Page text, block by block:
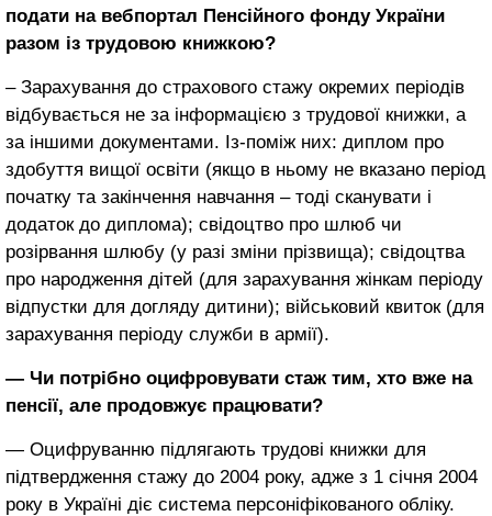
подати на вебпортал Пенсійного фонду України
разом із трудовою книжкою?
– Зарахування до страхового стажу окремих періодів
відбувається не за інформацією з трудової книжки, а
за іншими документами. Із-поміж них: диплом про
здобуття вищої освіти (якщо в ньому не вказано період
початку та закінчення навчання – тоді сканувати і
додаток до диплома); свідоцтво про шлюб чи
розірвання шлюбу (у разі зміни прізвища); свідоцтва
про народження дітей (для зарахування жінкам періоду
відпустки для догляду дитини); військовий квиток (для
зарахування періоду служби в армії).
— Чи потрібно оцифровувати стаж тим, хто вже на
пенсії, але продовжує працювати?
— Оцифруванню підлягають трудові книжки для
підтвердження стажу до 2004 року, адже з 1 січня 2004
року в Україні діє система персоніфікованого обліку.